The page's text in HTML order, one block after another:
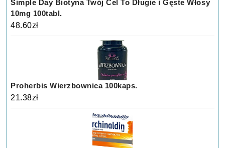
Simple Day Biotyna Twój Cel To Długie i Gęste Włosy
10mg 100tabl.
48.60zł
Proherbis Wierzbownica 100kaps.
21.38zł